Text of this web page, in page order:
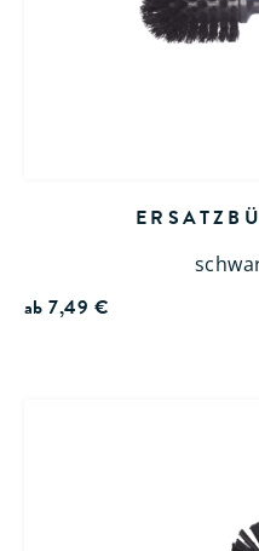
ab7,49 €